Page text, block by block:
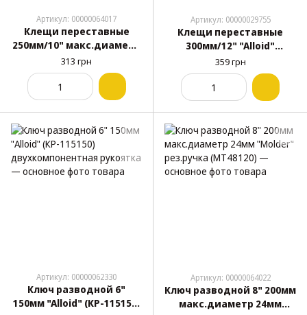
Артикул: 00000064017
Клещи переставные
250мм/10" макс.диаметр
45мм Полированные
олее-стойкие "Molder"
(MT47125)
313 грн
Артикул: 00000029755
Клещи переставные
300мм/12" "Alloid"
(СІ-110300)
359 грн
Артикул: 00000062330
Ключ разводной 6"
150мм "Alloid" (КР-115150)
Артикул: 00000064022
Ключ разводной 8" 200мм
макс.диаметр 24мм